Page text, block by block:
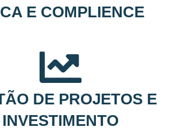
E COMPLIENCE
DE PROJETOS E
INVESTIMENTO